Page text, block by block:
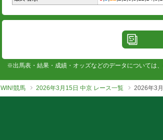
※出馬表・結果・成績・オッズなどのデータについては
WIN!競馬 2026年3月15日 中京 レース一覧 2026年3